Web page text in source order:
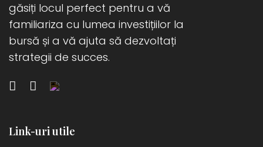
găsiți locul perfect pentru a vă
familiariza cu lumea investițiilor la
bursă și a vă ajuta să dezvoltați
strategii de succes.
Link-uri utile